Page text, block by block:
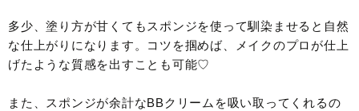
多少、塗り方が甘くてもスポンジを使って馴染ませると自然
な仕上がりになります。コツを掴めば、メイクのプロが仕上
げたような質感を出すことも可能♡
また、スポンジが余計なBBクリームを吸い取ってくれるの